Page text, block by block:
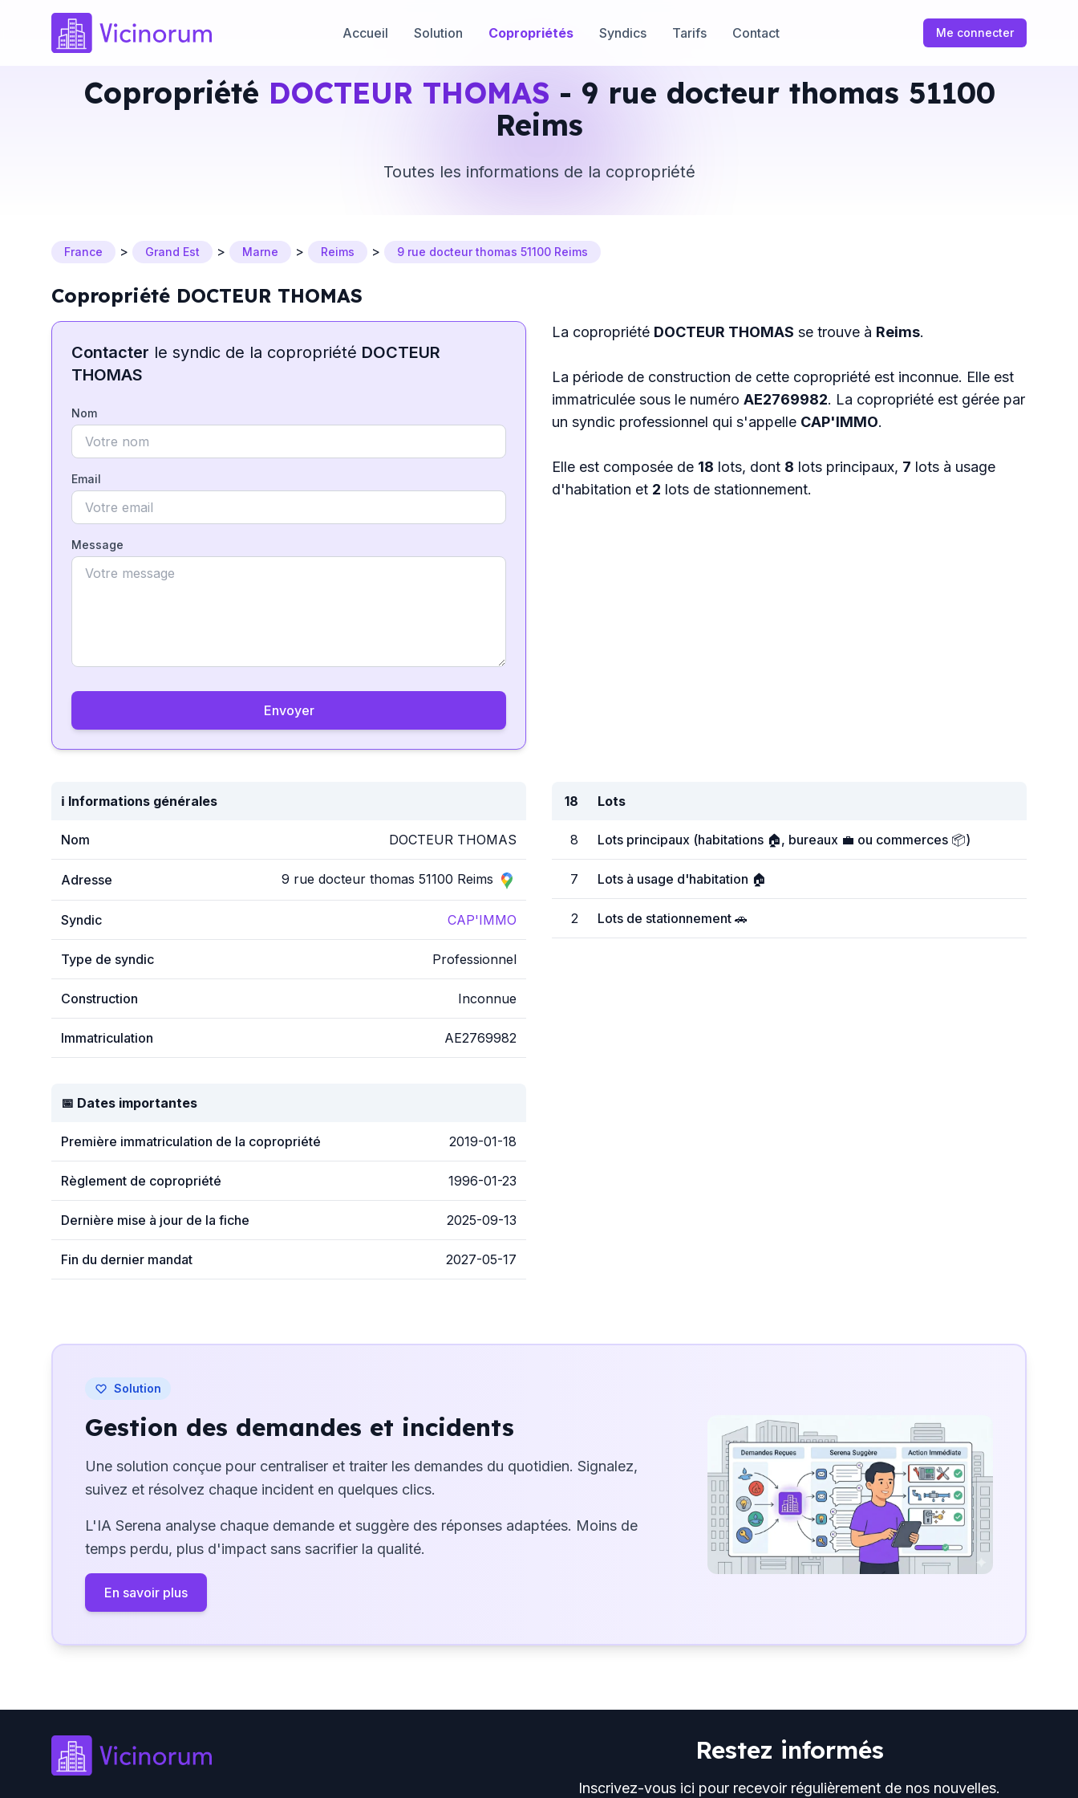
Accueil Solution Copropriétés Syndics Tarifs Contact Me connecter
Copropriété DOCTEUR THOMAS - 9 rue docteur thomas 51100
Reims
Toutes les informations de la copropriété
France > Grand Est > Marne > Reims > 9 rue docteur thomas 51100 Reims
Copropriété DOCTEUR THOMAS
Contacter le syndic de la copropriété DOCTEUR
THOMAS
Nom
Email
Message
Envoyer
La copropriété DOCTEUR THOMAS se trouve à Reims.
La période de construction de cette copropriété est inconnue. Elle est
immatriculée sous le numéro AE2769982. La copropriété est gérée par
un syndic professionnel qui s'appelle CAP'IMMO.
Elle est composée de 18 lots, dont 8 lots principaux, 7 lots à usage
d'habitation et 2 lots de stationnement.
ℹ️ Informations générales
Nom DOCTEUR THOMAS
Adresse 9 rue docteur thomas 51100 Reims
Syndic CAP'IMMO
Type de syndic Professionnel
Construction Inconnue
Immatriculation AE2769982
18 Lots
8 Lots principaux (habitations 🏠, bureaux 💼 ou commerces 📦)
7 Lots à usage d'habitation 🏠
2 Lots de stationnement 🚗
📅 Dates importantes
Première immatriculation de la copropriété 2019-01-18
Règlement de copropriété 1996-01-23
Dernière mise à jour de la fiche 2025-09-13
Fin du dernier mandat 2027-05-17
Solution
Gestion des demandes et incidents
Une solution conçue pour centraliser et traiter les demandes du quotidien. Signalez,
suivez et résolvez chaque incident en quelques clics.
L'IA Serena analyse chaque demande et suggère des réponses adaptées. Moins de
temps perdu, plus d'impact sans sacrifier la qualité.
En savoir plus
Restez informés
Inscrivez-vous ici pour recevoir régulièrement de nos nouvelles.